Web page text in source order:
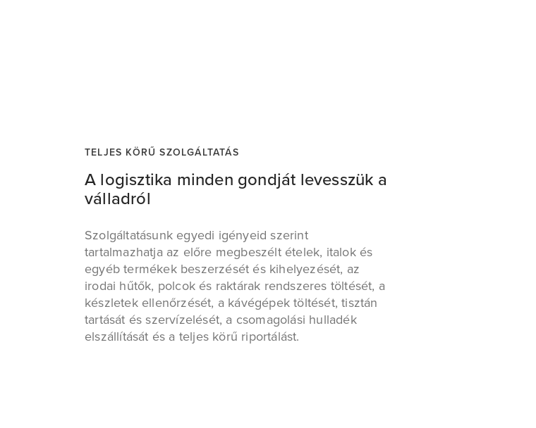
TELJES KÖRŰ SZOLGÁLTATÁS
A logisztika minden gondját levesszük a
válladról
Szolgáltatásunk egyedi igényeid szerint
tartalmazhatja az előre megbeszélt ételek, italok és
egyéb termékek beszerzését és kihelyezését, az
irodai hűtők, polcok és raktárak rendszeres töltését, a
készletek ellenőrzését, a kávégépek töltését, tisztán
tartását és szervízelését, a csomagolási hulladék
elszállítását és a teljes körű riportálást.